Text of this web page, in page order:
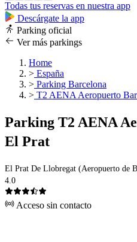
Todas tus reservas en nuestra app
Descárgate la app
Parking oficial
Ver más parkings
Home
> España
> Parking Barcelona
> T2 AENA Aeropuerto
Parking T2 AENA
El Prat
El Prat De Llobregat (Aeropuerto de
4.0
Acceso sin contacto